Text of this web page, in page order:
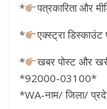
*
पत्रकारिता और
*
एक्स्ट्रा डिस्काउंट
*
खबर पोस्ट और
*92000-03100*
*WA-नाम/ जिला/